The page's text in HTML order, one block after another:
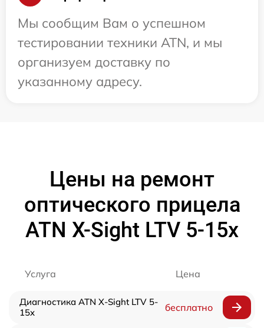
Мы сообщим Вам о успешном
тестировании техники ATN, и мы
организуем доставку по
указанному адресу.
Цены на ремонт
оптического прицела
ATN X-Sight LTV 5-15x
Услуга Цена
Диагностика ATN X-Sight LTV 5-
15x
бесплатно